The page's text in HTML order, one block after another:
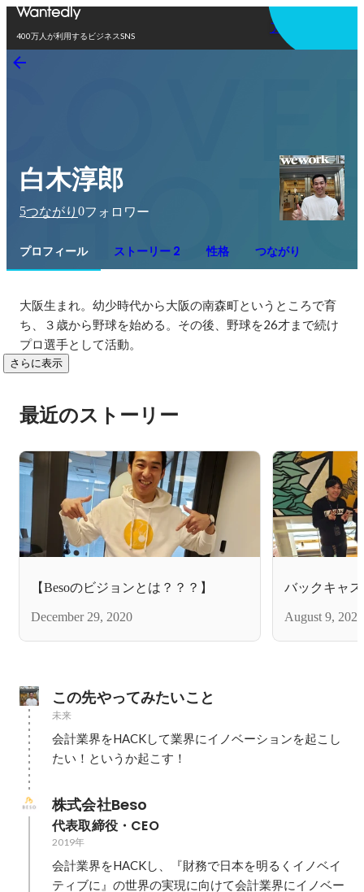
400万人が利用するビジネスSNS
アプリを使う
白木淳郎
5つながり 0フォロワー
プロフィール ストーリー 2 性格 つながり
大阪生まれ。幼少時代から大阪の南森町というところで育
ち、３歳から野球を始める。その後、野球を26才まで続け
プロ選手として活動。
さらに表示
最近のストーリー
【Besoのビジョンとは？？？】
December 29, 2020
バックキャ
August 9, 2020
この先やってみたいこと
未来
会計業界をHACKして業界にイノベーションを起こし
たい！というか起こす！
株式会社Beso
代表取締役・CEO
2019年
会計業界をHACKし、『財務で日本を明るくイノベイ
ティブに』の世界の実現に向けて会計業界にイノベー